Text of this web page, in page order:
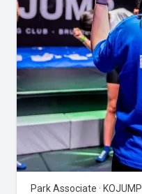
Park Associate · KOJUMP